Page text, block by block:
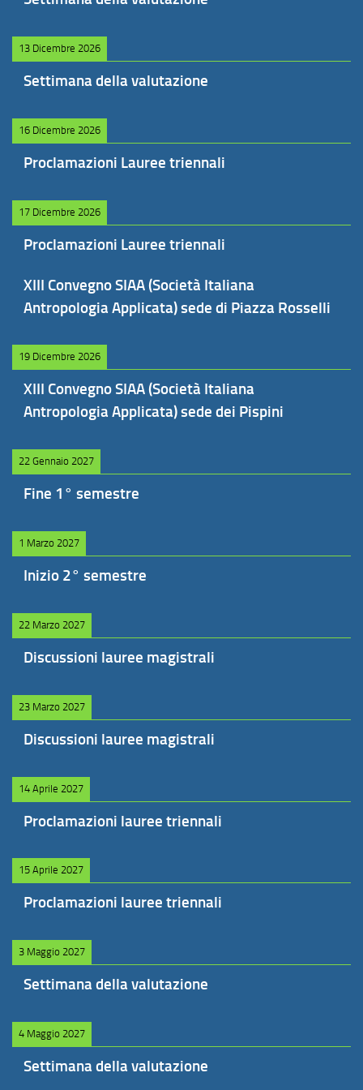
13 Dicembre 2026
Settimana della valutazione
16 Dicembre 2026
Proclamazioni Lauree triennali
17 Dicembre 2026
Proclamazioni Lauree triennali
XIII Convegno SIAA (Società Italiana
Antropologia Applicata) sede di Piazza Rosselli
19 Dicembre 2026
XIII Convegno SIAA (Società Italiana
Antropologia Applicata) sede dei Pispini
22 Gennaio 2027
Fine 1° semestre
1 Marzo 2027
Inizio 2° semestre
22 Marzo 2027
Discussioni lauree magistrali
23 Marzo 2027
Discussioni lauree magistrali
14 Aprile 2027
Proclamazioni lauree triennali
15 Aprile 2027
Proclamazioni lauree triennali
3 Maggio 2027
Settimana della valutazione
4 Maggio 2027
Settimana della valutazione